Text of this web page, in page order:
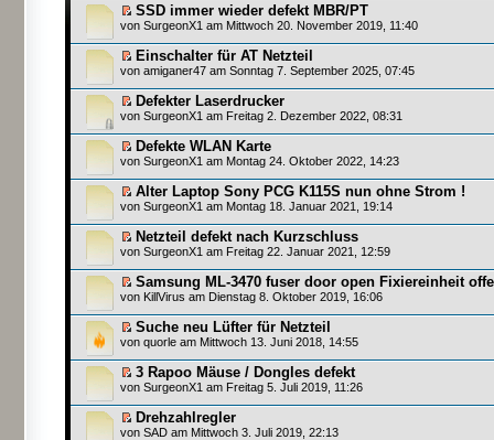
SSD immer wieder defekt MBR/PT
von SurgeonX1 am Mittwoch 20. November 2019, 11:40
Einschalter für AT Netzteil
von amiganer47 am Sonntag 7. September 2025, 07:45
Defekter Laserdrucker
von SurgeonX1 am Freitag 2. Dezember 2022, 08:31
Defekte WLAN Karte
von SurgeonX1 am Montag 24. Oktober 2022, 14:23
Alter Laptop Sony PCG K115S nun ohne Strom !
von SurgeonX1 am Montag 18. Januar 2021, 19:14
Netzteil defekt nach Kurzschluss
von SurgeonX1 am Freitag 22. Januar 2021, 12:59
Samsung ML-3470 fuser door open Fixiereinheit
von KillVirus am Dienstag 8. Oktober 2019, 16:06
Suche neu Lüfter für Netzteil
von quorle am Mittwoch 13. Juni 2018, 14:55
3 Rapoo Mäuse / Dongles defekt
von SurgeonX1 am Freitag 5. Juli 2019, 11:26
Drehzahlregler
von SAD am Mittwoch 3. Juli 2019, 22:13